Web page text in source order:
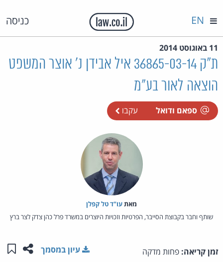
כניסה EN
11 באוגוסט 2014
ת"ק 36865-03-14 איל אבידן נ' אוצר המשפט
הוצאה לאור בע"מ
ספאם ודואל עקבו
מאת‏עו"ד טל קפלן
שותף וחבר בקבוצת הסייבר, הפרטיות וזכויות היוצרים במשרד פרל כהן צדק לצר ברץ
זמן קריאה: פחות מדקה שתפו
עיון במסמך